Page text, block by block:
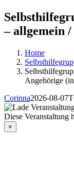
– allgemein
Home
Angehörige
Corinna2026-08-
Diese Veranstaltung
×